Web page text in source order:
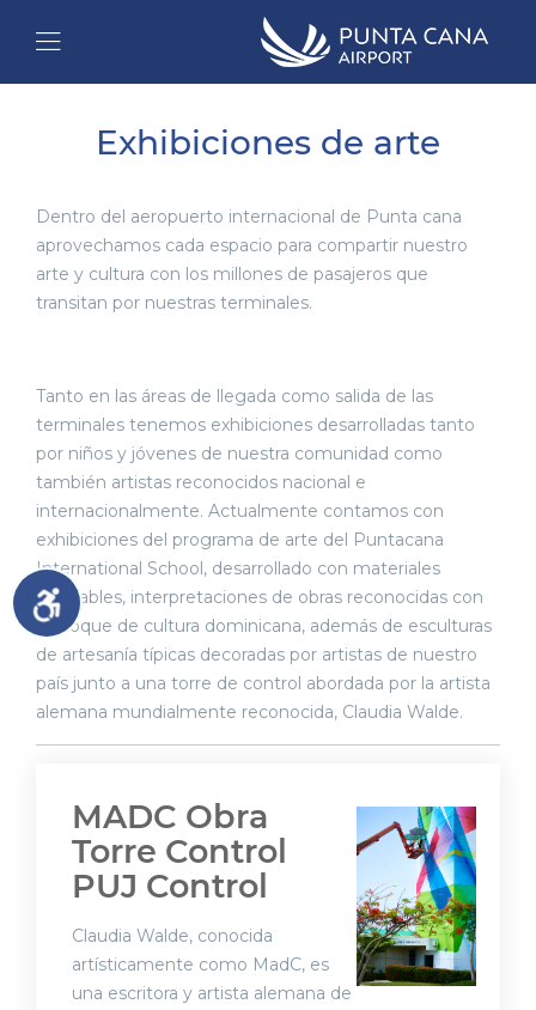
Exhibiciones de arte
Dentro del aeropuerto internacional de Punta cana
aprovechamos cada espacio para compartir nuestro
arte y cultura con los millones de pasajeros que
transitan por nuestras terminales.
Tanto en las áreas de llegada como salida de las
terminales tenemos exhibiciones desarrolladas tanto
por niños y jóvenes de nuestra comunidad como
también artistas reconocidos nacional e
internacionalmente. Actualmente contamos con
exhibiciones del programa de arte del Puntacana
International School, desarrollado con materiales
reciclables, interpretaciones de obras reconocidas con
un toque de cultura dominicana, además de esculturas
de artesanía típicas decoradas por artistas de nuestro
país junto a una torre de control abordada por la artista
alemana mundialmente reconocida, Claudia Walde.
MADC Obra
Torre Control
PUJ Control
Claudia Walde, conocida
artísticamente como MadC, es
una escritora y artista alemana de